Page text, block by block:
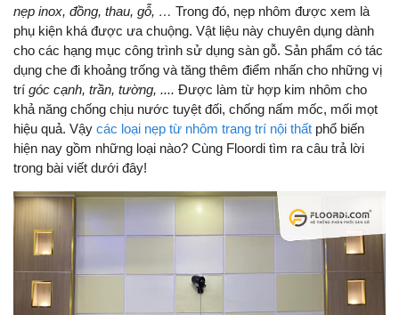
nẹp inox, đồng, thau, gỗ, … Trong đó, nẹp nhôm được xem là
phụ kiện khá được ưa chuộng. Vật liệu này chuyên dụng dành
cho các hạng mục công trình sử dụng sàn gỗ. Sản phẩm có tác
dụng che đi khoảng trống và tăng thêm điểm nhấn cho những vị
trí góc cạnh, trần, tường, .... Được làm từ hợp kim nhôm cho
khả năng chống chịu nước tuyệt đối, chống nấm mốc, mối mọt
hiệu quả. Vậy các loại nẹp từ nhôm trang trí nội thất phổ biến
hiện nay gồm những loại nào? Cùng Floordi tìm ra câu trả lời
trong bài viết dưới đây!